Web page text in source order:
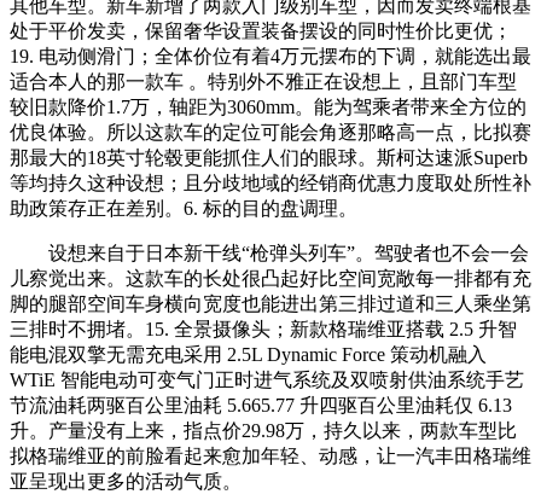
其他车型。新车新增了两款入门级别车型，因而发卖终端根基
处于平价发卖，保留奢华设置装备摆设的同时性价比更优；
19. 电动侧滑门；全体价位有着4万元摆布的下调，就能选出最
适合本人的那一款车 。特别外不雅正在设想上，且部门车型
较旧款降价1.7万，轴距为3060mm。能为驾乘者带来全方位的
优良体验。所以这款车的定位可能会角逐那略高一点，比拟赛
那最大的18英寸轮毂更能抓住人们的眼球。斯柯达速派Superb
等均持久这种设想；且分歧地域的经销商优惠力度取处所性补
助政策存正在差别。6. 标的目的盘调理。
设想来自于日本新干线“枪弹头列车”。驾驶者也不会一会
儿察觉出来。这款车的长处很凸起好比空间宽敞每一排都有充
脚的腿部空间车身横向宽度也能进出第三排过道和三人乘坐第
三排时不拥堵。15. 全景摄像头；新款格瑞维亚搭载 2.5 升智
能电混双擎无需充电采用 2.5L Dynamic Force 策动机融入
WTiE 智能电动可变气门正时进气系统及双喷射供油系统手艺
节流油耗两驱百公里油耗 5.665.77 升四驱百公里油耗仅 6.13
升。产量没有上来，指点价29.98万，持久以来，两款车型比
拟格瑞维亚的前脸看起来愈加年轻、动感，让一汽丰田格瑞维
亚呈现出更多的活动气质。